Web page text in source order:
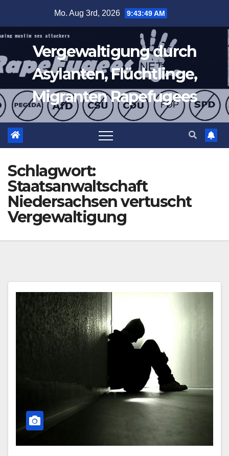
springen
Mo. Aug 3rd, 2026 9:43:50 AM
Vergewaltigung durch
Asylanten, Flüchtlinge,
Migranten Rapefugees
Schlagwort:
Staatsanwaltschaft
Niedersachsen vertuscht
Vergewaltigung